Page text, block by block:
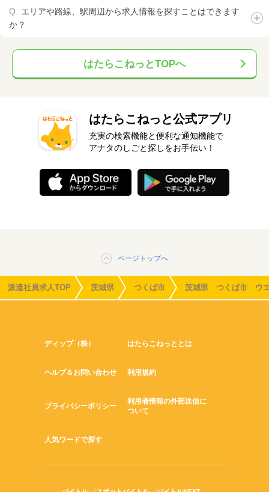
エリアや路線、駅周辺から求人情報を探すことはできます
か？
はたらこねっとTOPへ
はたらこねっと公式アプリ
充実の検索機能と便利な通知機能で
アナタのしごと探しをお手伝い！
ページトップへ
派遣社員求人TOP 茨城県 つくば市 茨城県 つくば市 ウ
ディップ（株） はたらこねっととは
ヘルプ＆お問い合わせ 利用規約
プライバシーポリシー
利用者情報の外部送信に
ついて
人気ワードで探す